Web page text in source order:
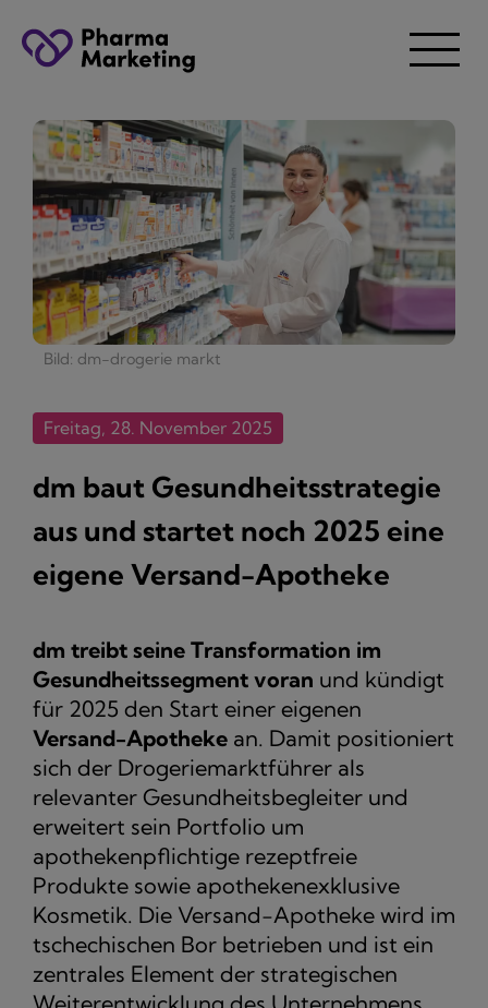
Bild: dm-drogerie markt
Freitag, 28. November 2025
dm baut Gesundheitsstrategie
aus und startet noch 2025 eine
eigene Versand-Apotheke
dm treibt seine Transformation im
Gesundheitssegment voran und kündigt
für 2025 den Start einer eigenen
Versand-Apotheke an. Damit positioniert
sich der Drogeriemarktführer als
relevanter Gesundheitsbegleiter und
erweitert sein Portfolio um
apothekenpflichtige rezeptfreie
Produkte sowie apothekenexklusive
Kosmetik. Die Versand-Apotheke wird im
tschechischen Bor betrieben und ist ein
zentrales Element der strategischen